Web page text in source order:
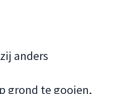
anders
grond te gooien,